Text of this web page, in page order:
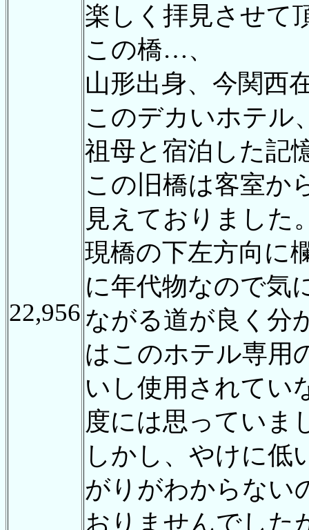
22,956
楽しく拝見させて
この橋…、
山形出身、今関西
このデカいホテル
祖母と宿泊した記
この旧橋は客室か
見えておりました
現橋の下左方向に
に年代物なので気
ながる道が良く分
はこのホテル専用
いし使用されてい
度には思っていま
しかし、やけに低
がりがわからない
おりませんでした